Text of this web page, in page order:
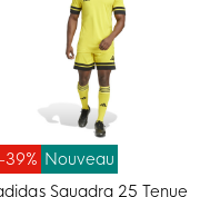
-39% Nouveau
Squadra 25 Tenue